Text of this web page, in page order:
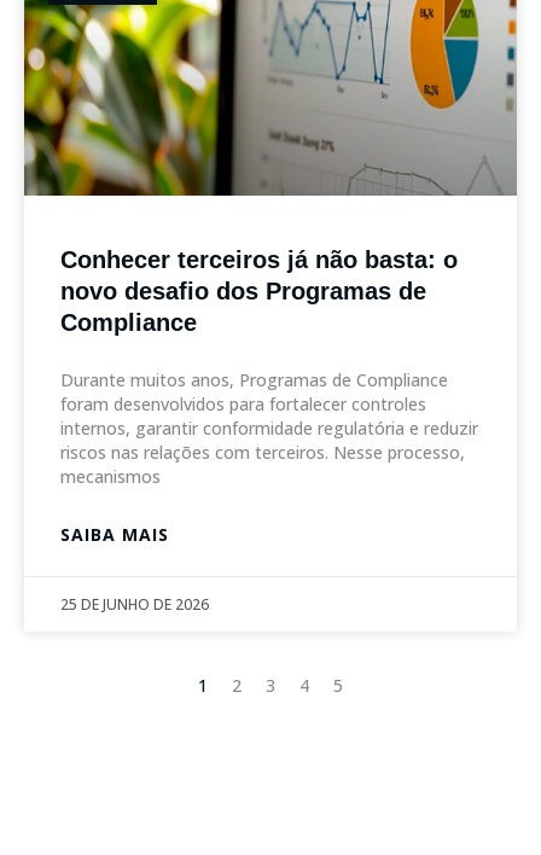
Conhecer terceiros já não basta: o
novo desafio dos Programas de
Compliance
Durante muitos anos, Programas de Compliance
foram desenvolvidos para fortalecer controles
internos, garantir conformidade regulatória e reduzir
riscos nas relações com terceiros. Nesse processo,
mecanismos
SAIBA MAIS
25 DE JUNHO DE 2026
1 2 3 4 5